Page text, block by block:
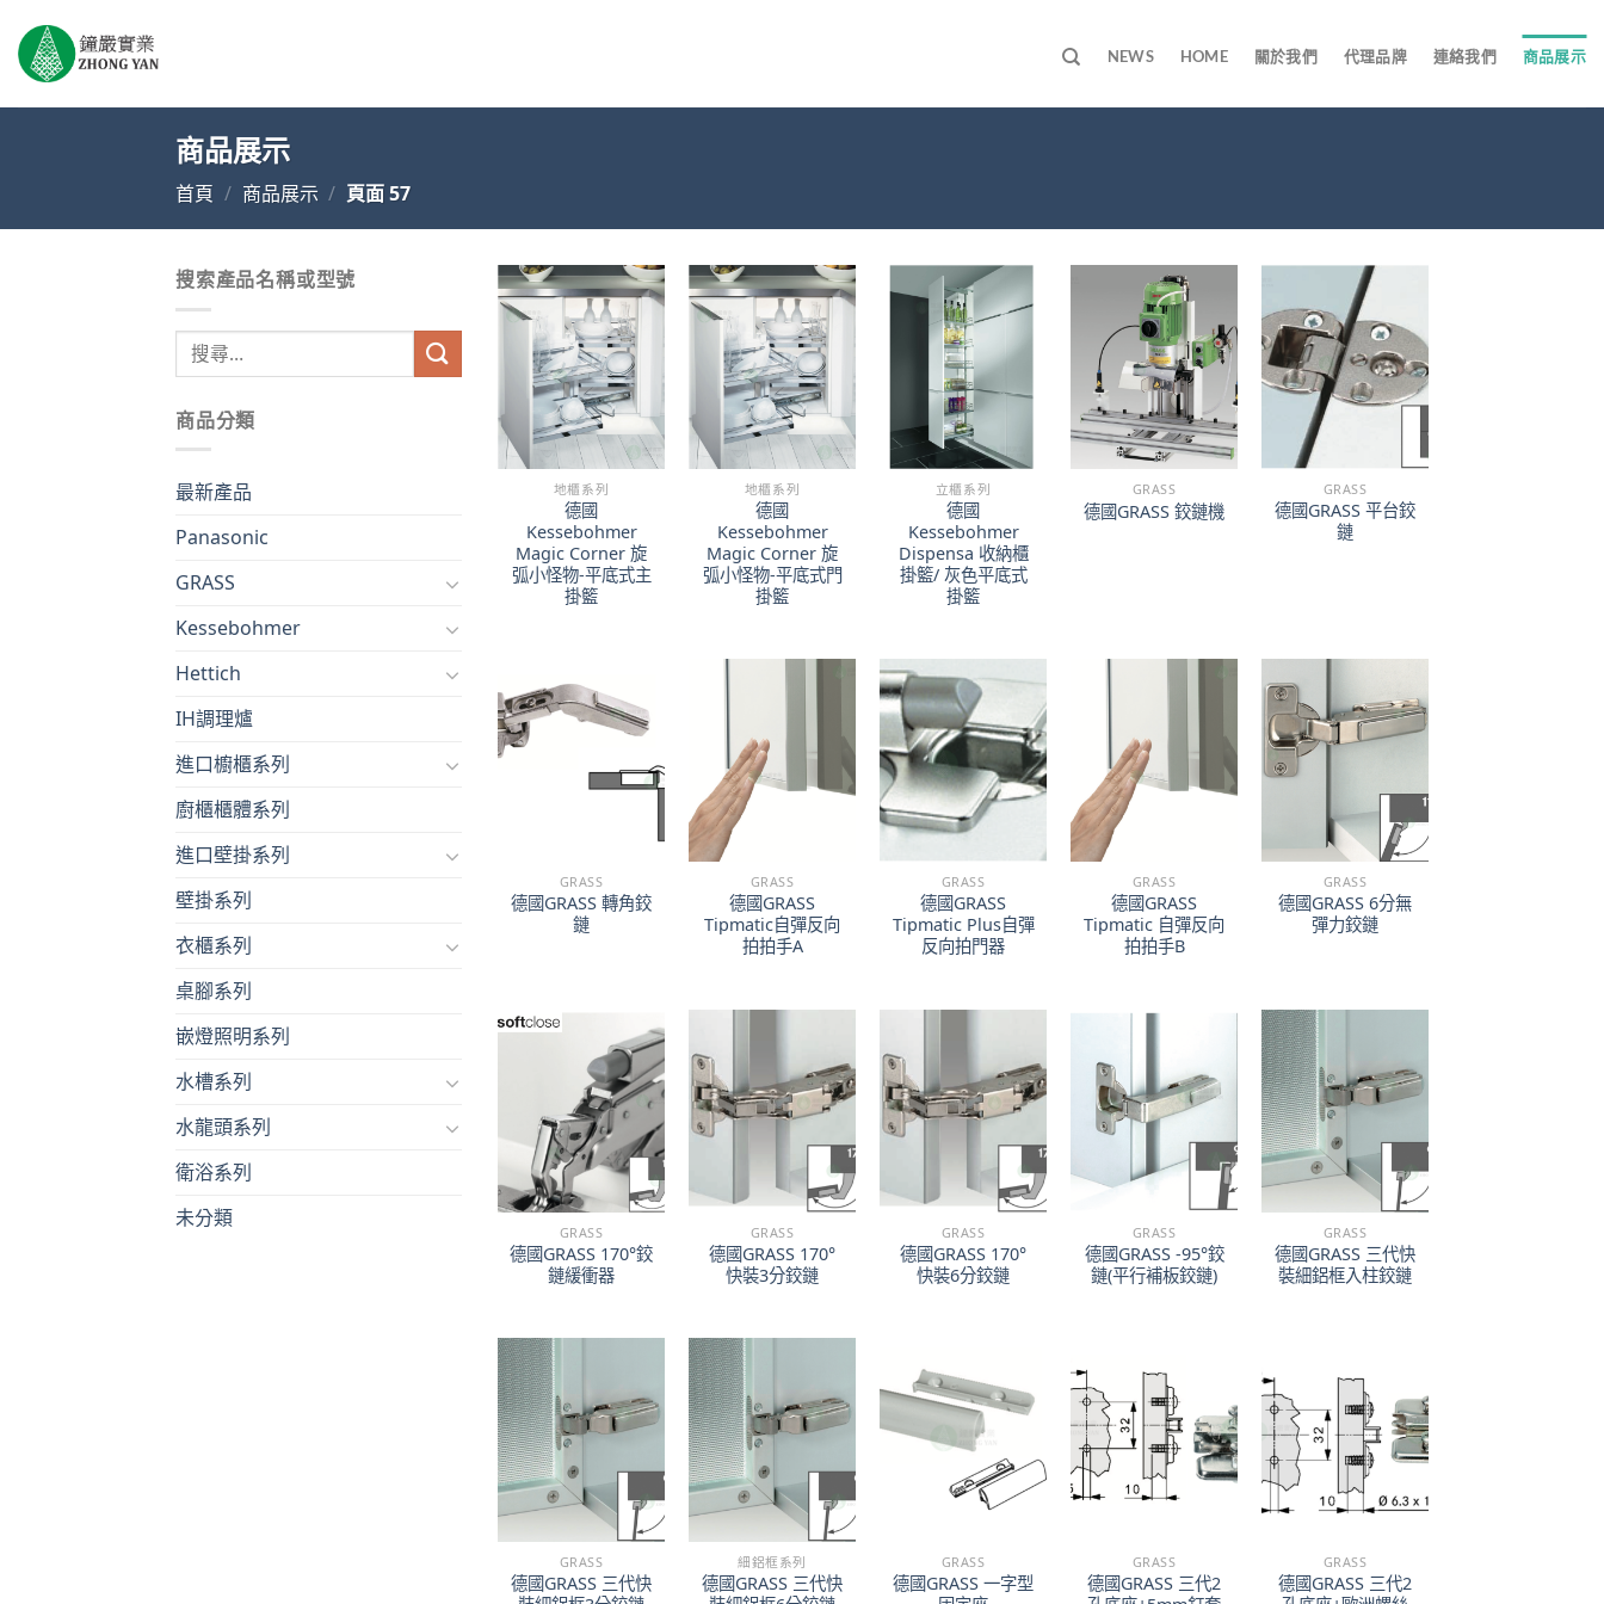
content
NEWS HOME 關於我們 代理品牌 連絡我們 商品展示
商品展示
首頁 / 商品展示 / 頁面 57
搜索產品名稱或型號
鍵
字:
商品分類
最新產品
Panasonic
GRASS
Kessebohmer
Hettich
IH調理爐
進口櫥櫃系列
廚櫃櫃體系列
進口壁掛系列
壁掛系列
衣櫃系列
桌腳系列
嵌燈照明系列
水槽系列
水龍頭系列
衛浴系列
未分類
地櫃系列
德國
Kessebohmer
Magic Corner 旋
弧小怪物-平底式主
掛籃
地櫃系列
德國
Kessebohmer
Magic Corner 旋
弧小怪物-平底式門
掛籃
立櫃系列
德國
Kessebohmer
Dispensa 收納櫃
掛籃/ 灰色平底式
掛籃
GRASS
德國GRASS 鉸鏈機
GRASS
德國GRASS 平台鉸
鏈
GRASS
德國GRASS 轉角鉸
鏈
GRASS
德國GRASS
Tipmatic自彈反向
拍拍手A
GRASS
德國GRASS
Tipmatic Plus自彈
反向拍門器
GRASS
德國GRASS
Tipmatic 自彈反向
拍拍手B
GRASS
德國GRASS 6分無
彈力鉸鏈
GRASS
德國GRASS 170°鉸
鏈緩衝器
GRASS
德國GRASS 170°
快裝3分鉸鏈
GRASS
德國GRASS 170°
快裝6分鉸鏈
GRASS
德國GRASS -95°鉸
鏈(平行補板鉸鏈)
GRASS
德國GRASS 三代快
裝細鋁框入柱鉸鏈
GRASS
德國GRASS 三代快
細鋁框系列
德國GRASS 三代快
GRASS
德國GRASS 一字型
GRASS
德國GRASS 三代2
GRASS
德國GRASS 三代2